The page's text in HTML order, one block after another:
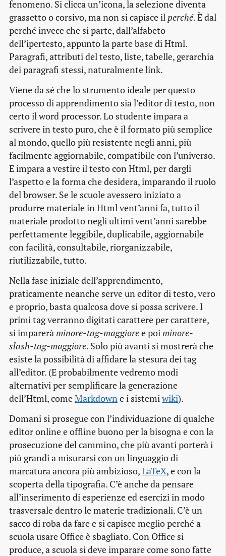
fenomeno. Si clicca un’icona, la selezione diventa
grassetto o corsivo, ma non si capisce il perché. È dal
perché invece che si parte, dall’alfabeto
dell’ipertesto, appunto la parte base di Html.
Paragrafi, attributi del testo, liste, tabelle, gerarchia
dei paragrafi stessi, naturalmente link.
Viene da sé che lo strumento ideale per questo
processo di apprendimento sia l’editor di testo, non
certo il word processor. Lo studente impara a
scrivere in testo puro, che è il formato più semplice
al mondo, quello più resistente negli anni, più
facilmente aggiornabile, compatibile con l’universo.
E impara a vestire il testo con Html, per dargli
l’aspetto e la forma che desidera, imparando il ruolo
del browser. Se le scuole avessero iniziato a
produrre materiale in Html vent’anni fa, tutto il
materiale prodotto negli ultimi vent’anni sarebbe
perfettamente leggibile, duplicabile, aggiornabile
con facilità, consultabile, riorganizzabile,
riutilizzabile, tutto.
Nella fase iniziale dell’apprendimento,
praticamente neanche serve un editor di testo, vero
e proprio, basta qualcosa dove si possa scrivere. I
primi tag verranno digitati carattere per carattere,
si impareràminore-tag-maggioree poiminore-
slash-tag-maggiore. Solo più avanti si mostrerà che
esiste la possibilità di affidare la stesura dei tag
all’editor. (E probabilmente vedremo modi
alternativi per semplificare la generazione
dell’Html, comeMarkdowne i sistemiwiki).
Domani si prosegue con l’individuazione di qualche
editor online e offline buono per la bisogna e con la
prosecuzione del cammino, che più avanti porterà i
più grandi a misurarsi con un linguaggio di
marcatura ancora più ambizioso,LaTeX, e con la
scoperta della tipografia. C’è anche da pensare
all’inserimento di esperienze ed esercizi in modo
trasversale dentro le materie tradizionali. C’è un
sacco di roba da fare e si capisce meglio perché a
scuola usare Office è sbagliato. Con Office si
produce, a scuola si deve imparare come sono fatte